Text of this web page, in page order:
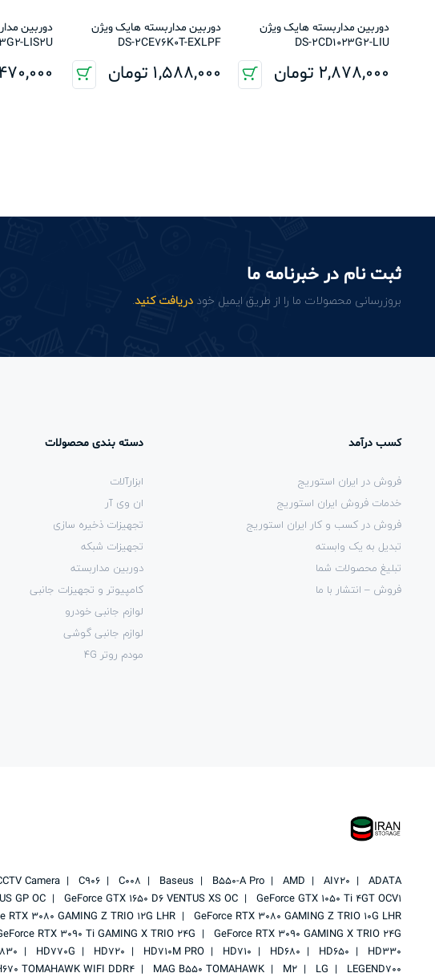
دوربین مداربسته هایک ویژن
DS-2CD1023G2-LIU
2,878,000 تومان
دوربین مداربسته هایک ویژن
DS-2CE76K0T-EXLPF
1,588,000 تومان
دوربین
LIS2U
ثبت نام در خبرنامه ما
بروزرسانی محصولات ما را از طریق ایمیل خود دریافت کنید.
کسب درآمد
فروش در ایران استوریج
خدمات فروش ایران استوریج
فروش در کسب و کار ایران استوریج
تبدیل به یک وابسته
تبلیغ محصولات شما
فروش – انتشار با ما
دسته بندی محصولات
ابزارآلات
ان وی آر
تجهیزات ذخیره سازی
تجهیزات شبکه
دوربین مداربسته
کامپیوتر و تجهیزات جانبی
لوازم جانبی خودرو
لوازم جانبی گوشی
مودم روتر 4G
ADATA
AI720
AMD
B550-A Pro
Baseus
C008
C906
Camera
GeForce GTX 1050 Ti 4GT OCV1
GeForce GTX 1650 D6 VENTUS XS OC
GP OC
GeForce RTX 3080 GAMING Z TRIO 10G LHR
RTX 3080 GAMING Z TRIO 12G LHR
GeForce RTX 3090 GAMING X TRIO 24G
RTX 3090 Ti GAMING X TRIO 24G
HD330
HD650
HD680
HD710
HD710M PRO
HD720
HD770G
LEGEND700
LG
M2
MAG B550 TOMAHAWK
TOMAHAWK WIFI DDR4